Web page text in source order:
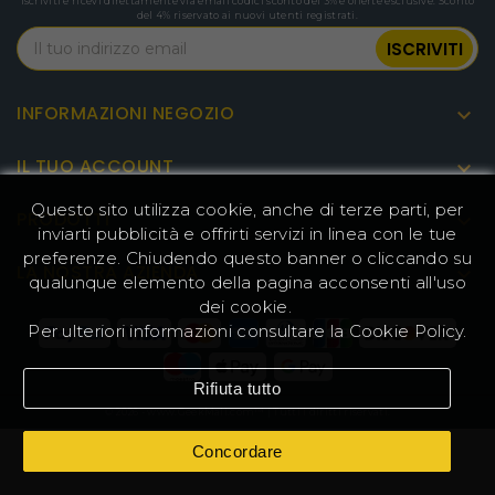
IL TUO ACCOUNT 
PRODOTTI 
LA NOSTRA AZIENDA 
INFORMAZIONI NEGOZIO 
del 4% riservato ai nuovi utenti registrati.
Questo sito utilizza cookie, anche di terze parti, per
inviarti pubblicità e offrirti servizi in linea con le tue
preferenze. Chiudendo questo banner o cliccando su
qualunque elemento della pagina acconsenti all'uso
dei cookie.
Per ulteriori informazioni consultare la Cookie Policy.
Rifiuta tutto
Concordare
© 2026 - www.GeekMall.com™ | Tutti i diritti riservati.